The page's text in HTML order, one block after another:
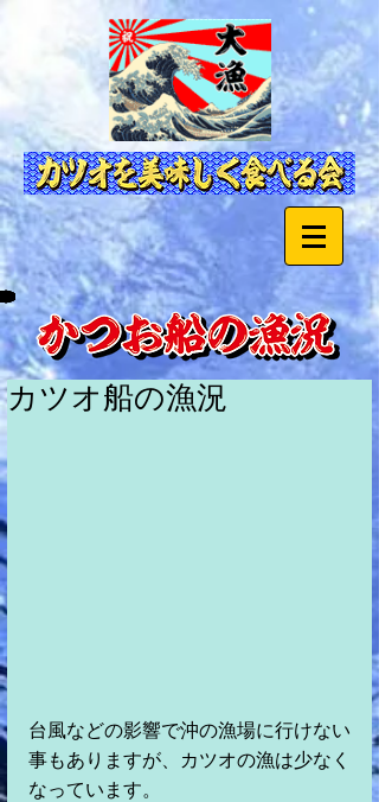
カツオ船の漁況
台風などの影響で沖の漁場に行けない
事もありますが、カツオの漁は少なく
なっています。